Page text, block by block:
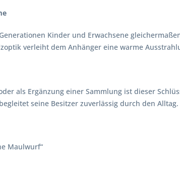
Kinder und Erwachsene
verleiht dem Anhänger eine warme
als Ergänzung einer Sammlung ist dieser
seine Besitzer zuverlässig durch den Alltag.
Maulwurf“